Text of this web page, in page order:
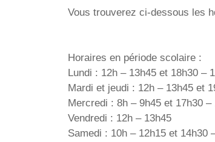
Vous trouverez ci-dessous les
Horaires en période scolaire :
Lundi : 12h – 13h45 et 18h30 –
Mardi et jeudi : 12h – 13h45 et
Mercredi : 8h – 9h45 et 17h30 –
Vendredi : 12h – 13h45
Samedi : 10h – 12h15 et 14h30